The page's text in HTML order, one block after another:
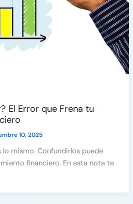
El Error que Frena tu
10, 2025
mismo. Confundirlos puede
financiero. En esta nota te